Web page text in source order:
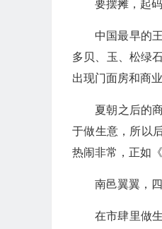
要摆摊，起
中国最早的
多贝、玉、松绿
出现门面房和商
夏朝之后的
于做生意，所以
热闹非常，正如
南邑翼翼，
在市肆里做